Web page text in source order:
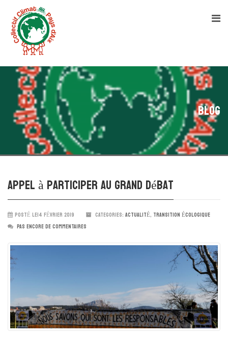
Blog
Appel à participer au grand débat
POSTÉ LE14 FÉVRIER 2019 CATEGORIES: ACTUALITÉ, TRANSITION ÉCOLOGIQUE
PAS ENCORE DE COMMENTAIRES